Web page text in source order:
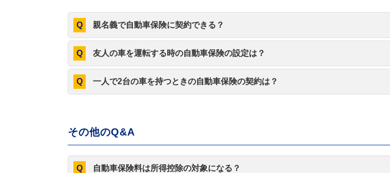
親名義で自動車保険に契約できる？
友人の車を運転する時の自動車保険の設定は？
一人で2台の車を持つときの自動車保険の契約は？
その他のQ&A
自動車保険料は所得控除の対象になる？